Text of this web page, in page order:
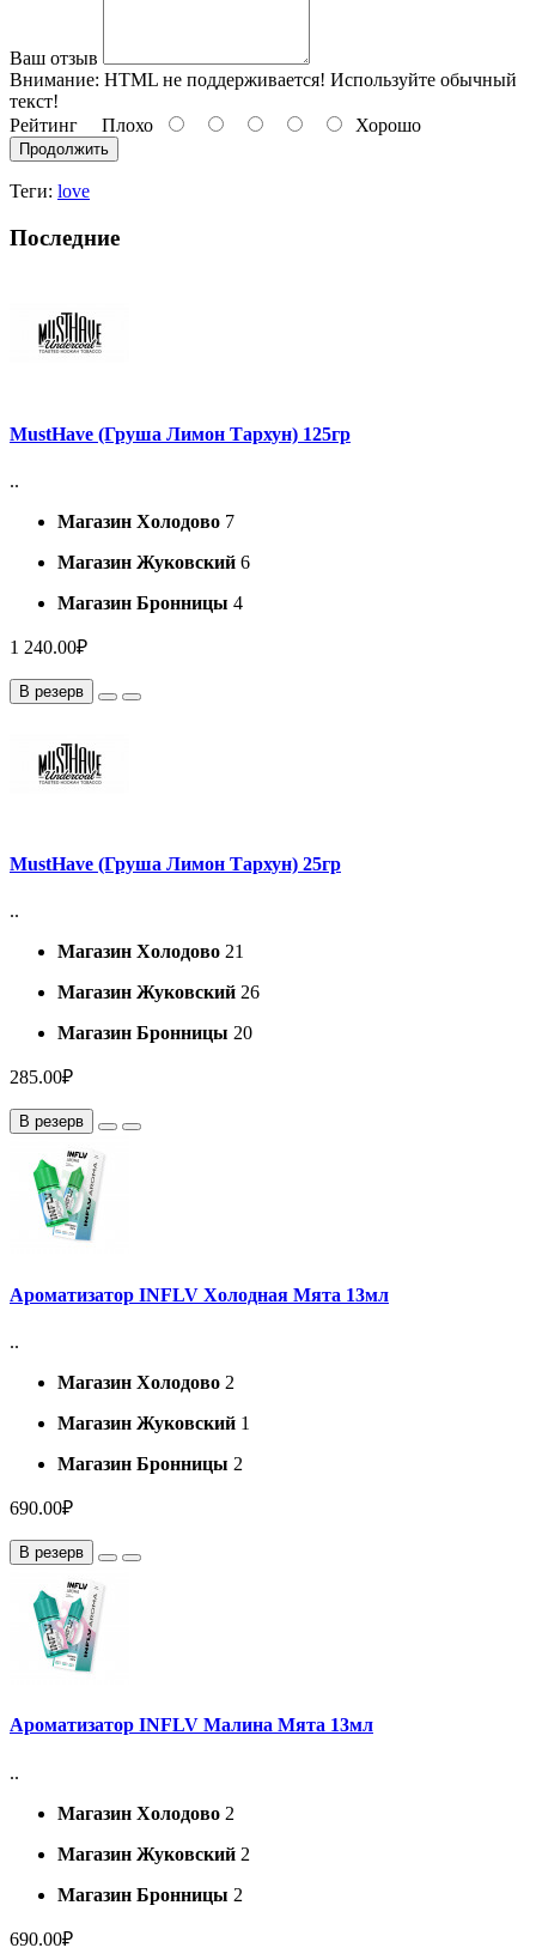
Ваш отзыв
Внимание: HTML не поддерживается! Используйте обычный
текст!
Рейтинг Плохо Хорошо
Продолжить
Теги: love
Последние
MustHave (Груша Лимон Тархун) 125гр
..
Магазин Холодово 7
Магазин Жуковский 6
Магазин Бронницы 4
1 240.00₽
В резерв
MustHave (Груша Лимон Тархун) 25гр
..
Магазин Холодово 21
Магазин Жуковский 26
Магазин Бронницы 20
285.00₽
В резерв
Ароматизатор INFLV Холодная Мята 13мл
..
Магазин Холодово 2
Магазин Жуковский 1
Магазин Бронницы 2
690.00₽
В резерв
Ароматизатор INFLV Малина Мята 13мл
..
Магазин Холодово 2
Магазин Жуковский 2
Магазин Бронницы 2
690.00₽